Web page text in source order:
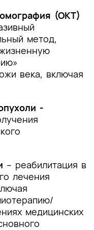
(ОКТ)
метод,
века, включая
-
– реабилитация в
лечения
медицинских